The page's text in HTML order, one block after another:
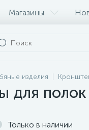
Магазины
изделия
для
Только в наличии